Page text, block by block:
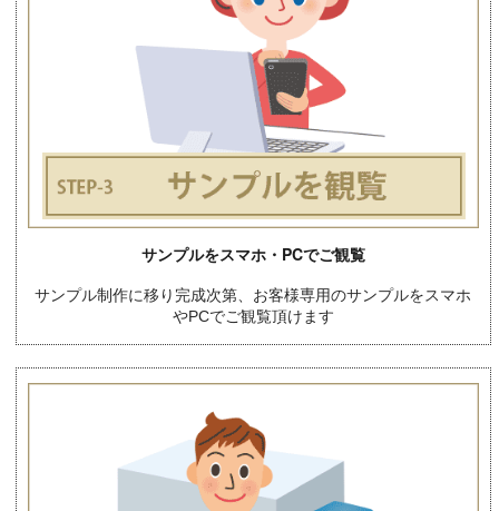
サンプルをスマホ・PCでご観覧
サンプル制作に移り完成次第、お客様専用のサンプルをスマホ
やPCでご観覧頂けます